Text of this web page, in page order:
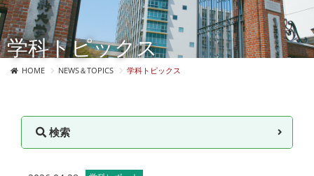
学科トピックス
HOME NEWS＆TOPICS 学科トピックス
検索